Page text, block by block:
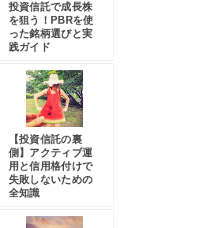
投資信託で成長株
を狙う！PBRを使
った銘柄選びと実
践ガイド
【投資信託の裏
側】アクティブ運
用と信用格付けで
失敗しないための
全知識